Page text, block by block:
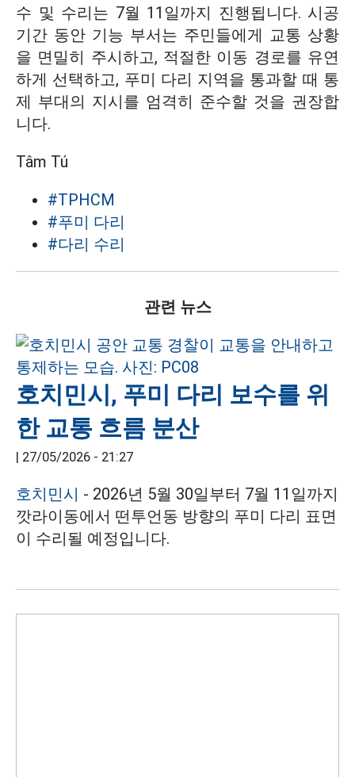
수 및 수리는 7월 11일까지 진행됩니다. 시공
기간 동안 기능 부서는 주민들에게 교통 상황
을 면밀히 주시하고, 적절한 이동 경로를 유연
하게 선택하고, 푸미 다리 지역을 통과할 때 통
제 부대의 지시를 엄격히 준수할 것을 권장합
니다.
Tâm Tú
#TPHCM
#푸미 다리
#다리 수리
관련 뉴스
호치민시, 푸미 다리 보수를 위
한 교통 흐름 분산
| 27/05/2026 - 21:27
호치민시 - 2026년 5월 30일부터 7월 11일까지
깟라이동에서 떤투언동 방향의 푸미 다리 표면
이 수리될 예정입니다.